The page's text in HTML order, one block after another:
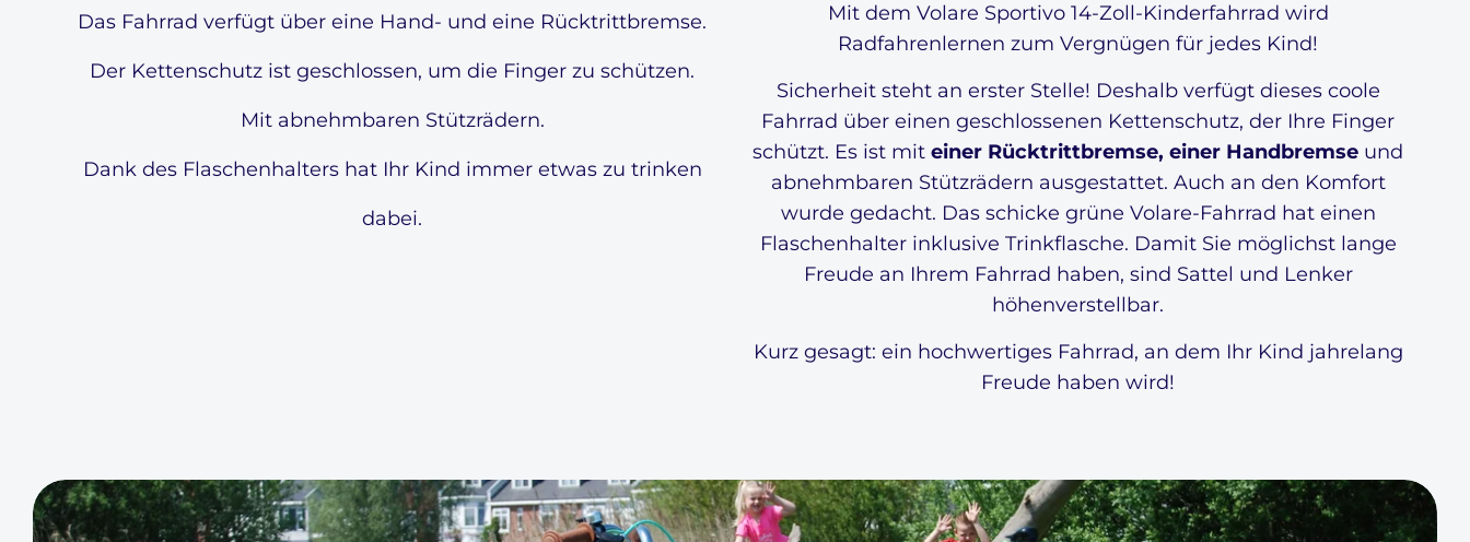
Das Fahrrad verfügt über eine Hand- und eine Rücktrittbremse.
Der Kettenschutz ist geschlossen, um die Finger zu schützen.
Mit abnehmbaren Stützrädern.
Dank des Flaschenhalters hat Ihr Kind immer etwas zu trinken
dabei.
Mit dem Volare Sportivo 14-Zoll-Kinderfahrrad wird
Radfahrenlernen zum Vergnügen für jedes Kind!
Sicherheit steht an erster Stelle! Deshalb verfügt dieses coole
Fahrrad über einen geschlossenen Kettenschutz, der Ihre Finger
schützt. Es ist mit einer Rücktrittbremse, einer Handbremse und
abnehmbaren Stützrädern ausgestattet. Auch an den Komfort
wurde gedacht. Das schicke grüne Volare-Fahrrad hat einen
Flaschenhalter inklusive Trinkflasche. Damit Sie möglichst lange
Freude an Ihrem Fahrrad haben, sind Sattel und Lenker
höhenverstellbar.
Kurz gesagt: ein hochwertiges Fahrrad, an dem Ihr Kind jahrelang
Freude haben wird!